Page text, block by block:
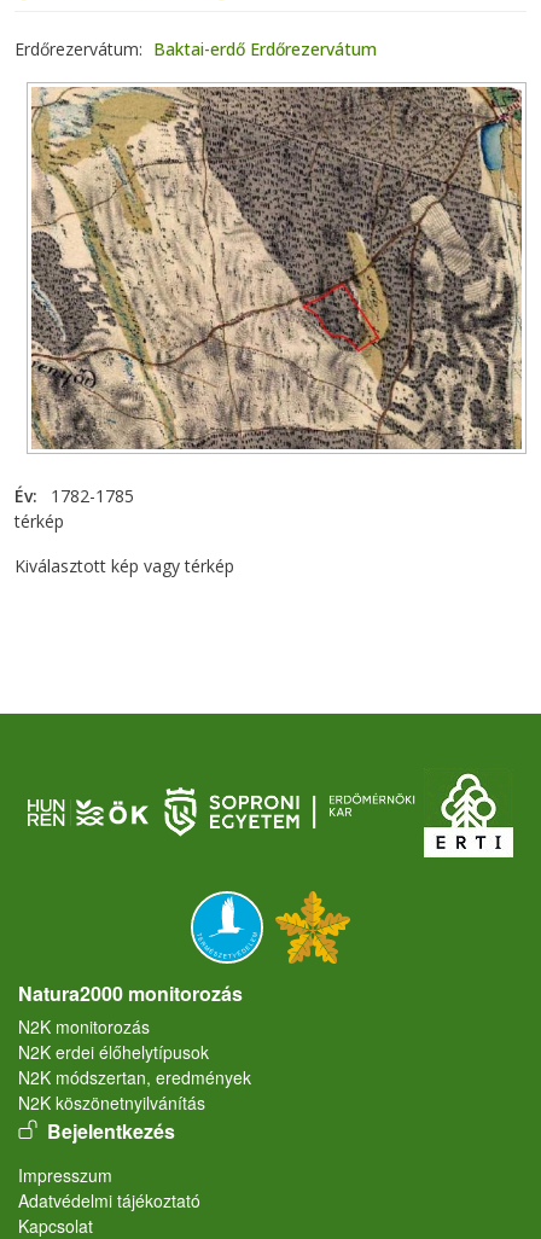
Erdőrezervátum Baktai-erdő Erdőrezervátum
Év
1782-1785
térkép
Kiválasztott kép vagy térkép
Natura2000 monitorozás
N2K monitorozás
N2K erdei élőhelytípusok
N2K módszertan, eredmények
N2K köszönetnyilvánítás
User account menu
Bejelentkezés
Lábléc
Impresszum
Adatvédelmi tájékoztató
Kapcsolat